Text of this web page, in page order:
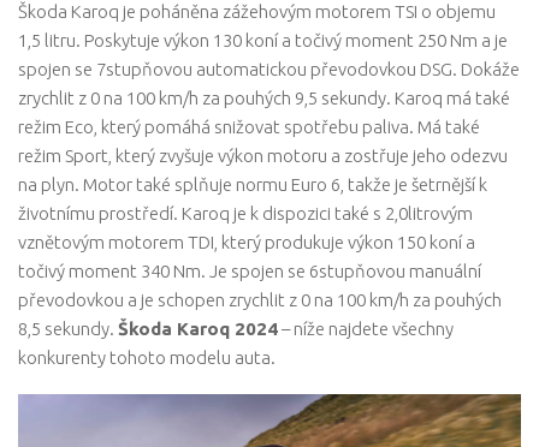
Škoda Karoq je poháněna zážehovým motorem TSI o objemu
1,5 litru. Poskytuje výkon 130 koní a točivý moment 250 Nm a je
spojen se 7stupňovou automatickou převodovkou DSG. Dokáže
zrychlit z 0 na 100 km/h za pouhých 9,5 sekundy. Karoq má také
režim Eco, který pomáhá snižovat spotřebu paliva. Má také
režim Sport, který zvyšuje výkon motoru a zostřuje jeho odezvu
na plyn. Motor také splňuje normu Euro 6, takže je šetrnější k
životnímu prostředí. Karoq je k dispozici také s 2,0litrovým
vznětovým motorem TDI, který produkuje výkon 150 koní a
točivý moment 340 Nm. Je spojen se 6stupňovou manuální
převodovkou a je schopen zrychlit z 0 na 100 km/h za pouhých
8,5 sekundy. Škoda Karoq 2024– níže najdete všechny
konkurenty tohoto modelu auta.